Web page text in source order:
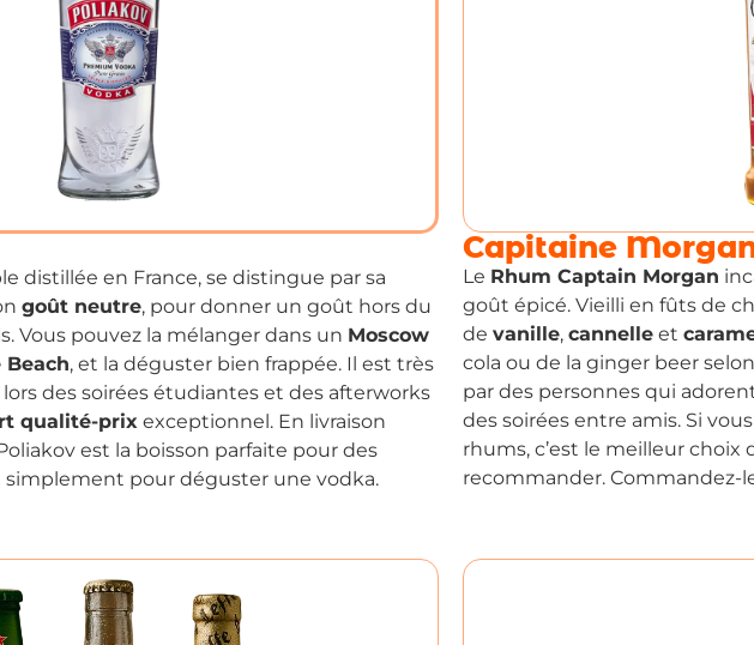
distillée en France, se distingue par sa
goût neutre, pour donner un goût hors du
Vous pouvez la mélanger dans un Moscow
Beach, et la déguster bien frappée. Il est très
des soirées étudiantes et des afterworks
qualité-prix exceptionnel. En livraison
est la boisson parfaite pour des
simplement pour déguster une vodka.
Capitaine
Le Rhum Captain Morgan
goût épicé. Vieilli en fûts de
de vanille, cannelle et
cola ou de la ginger beer
par des personnes qui
des soirées entre amis. Si
rhums, c’est le meilleur choix
recommander. Commandez-